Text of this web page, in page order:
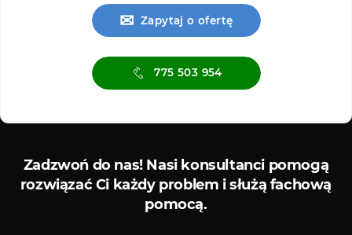
✉ Zapytaj o ofertę
775 503 954
Zadzwoń do nas!Nasi konsultanci pomogą
rozwiązać Ci każdy problem i służą fachową
pomocą.